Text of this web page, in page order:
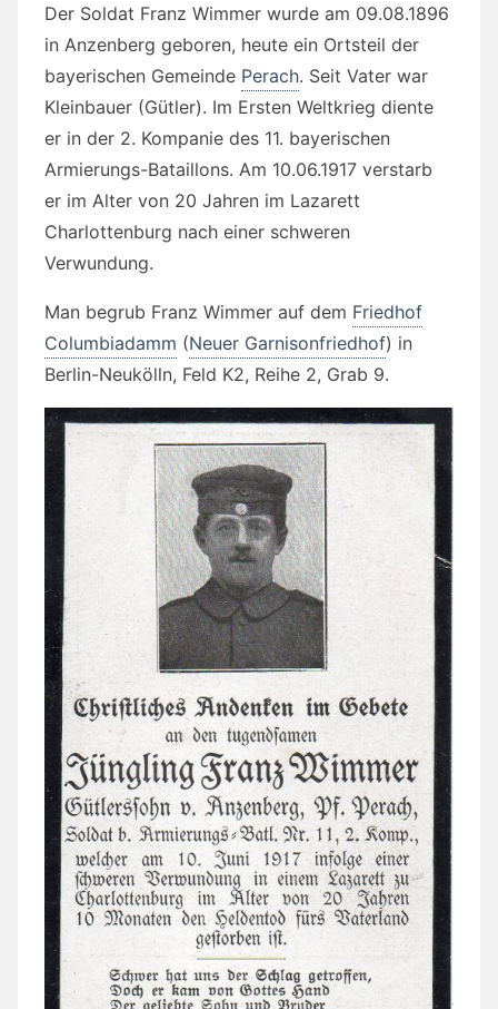
Der Soldat Franz Wimmer wurde am 09.08.1896
in Anzenberg geboren, heute ein Ortsteil der
bayerischen Gemeinde Perach. Seit Vater war
Kleinbauer (Gütler). Im Ersten Weltkrieg diente
er in der 2. Kompanie des 11. bayerischen
Armierungs-Bataillons. Am 10.06.1917 verstarb
er im Alter von 20 Jahren im Lazarett
Charlottenburg nach einer schweren
Verwundung.
Man begrub Franz Wimmer auf dem Friedhof
Columbiadamm (Neuer Garnisonfriedhof) in
Berlin-Neukölln, Feld K2, Reihe 2, Grab 9.